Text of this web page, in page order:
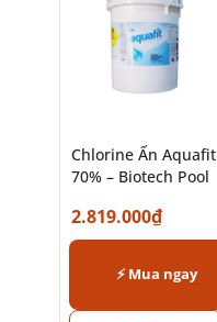
Chlorine Ấn Aquafit
70% – Biotech Pool
2.819.000₫
⚡ Mua ngay